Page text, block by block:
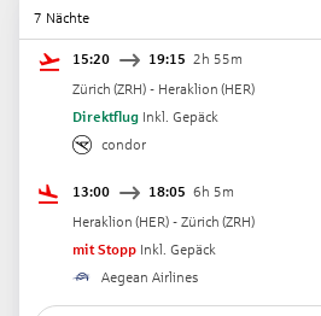
7 Nächte
15:20 19:15 2h 55m
Zürich (ZRH) - Heraklion (HER)
Direktflug Inkl. Gepäck
condor
13:00 18:05 6h 5m
Heraklion (HER) - Zürich (ZRH)
mit Stopp Inkl. Gepäck
Aegean Airlines